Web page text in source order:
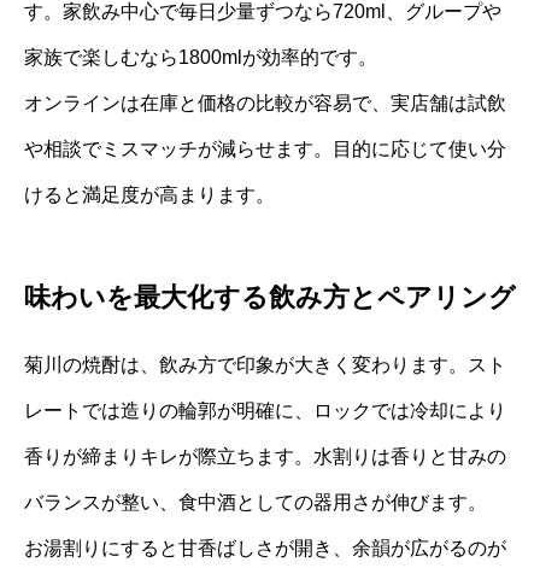
す。家飲み中心で毎日少量ずつなら720ml、グループや
家族で楽しむなら1800mlが効率的です。
オンラインは在庫と価格の比較が容易で、実店舗は試飲
や相談でミスマッチが減らせます。目的に応じて使い分
けると満足度が高まります。
味わいを最大化する飲み方とペアリング
菊川の焼酎は、飲み方で印象が大きく変わります。スト
レートでは造りの輪郭が明確に、ロックでは冷却により
香りが締まりキレが際立ちます。水割りは香りと甘みの
バランスが整い、食中酒としての器用さが伸びます。
お湯割りにすると甘香ばしさが開き、余韻が広がるのが